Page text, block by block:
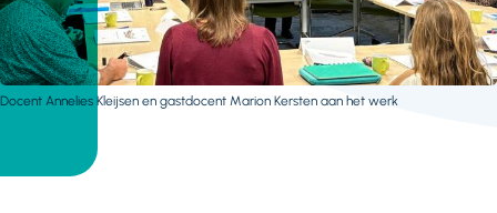
Docent Annelies Kleijsen en gastdocent Marion Kersten aan het werk